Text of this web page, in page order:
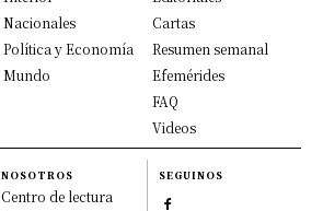
Nacionales
Política y Economía
Mundo
Cartas
Resumen semanal
Efemérides
FAQ
Videos
NOSOTROS
Centro de lectura
SEGUINOS